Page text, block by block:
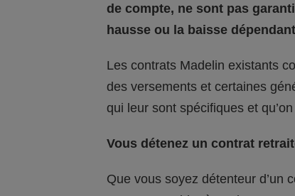
de compte, ne sont pas
hausse ou la baisse
Les contrats Madelin existants
des versements et certaines
qui leur sont spécifiques et
Vous détenez un contrat
Que vous soyez détenteur d’un